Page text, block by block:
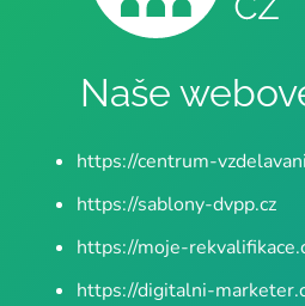
Naše
https://centrum-
https://sablony-dvpp.cz
https://moje-
https://digitalni-